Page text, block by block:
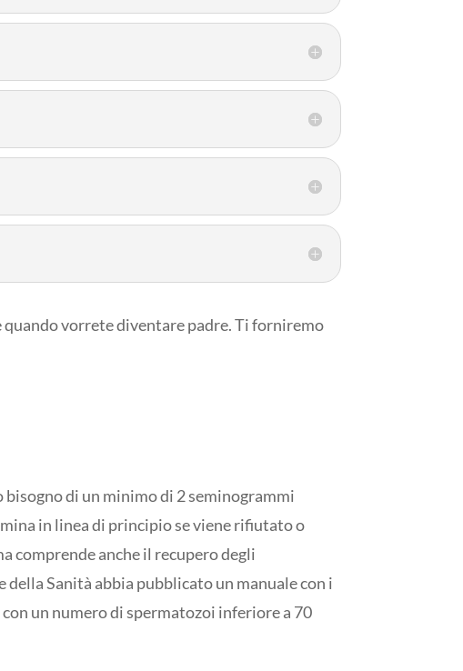
vorrete diventare padre. Ti forniremo
bisogno di un minimo di 2 seminogrammi
in linea di principio se viene rifiutato o
comprende anche il recupero degli
Sanità abbia pubblicato un manuale con i
un numero di spermatozoi inferiore a 70